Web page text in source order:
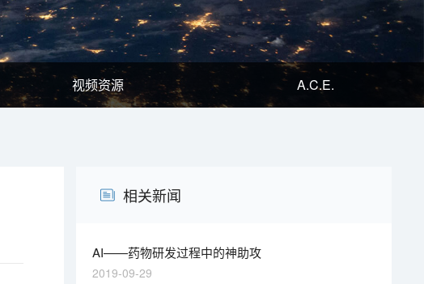
视频资源 A.C.E.
相关新闻
AI——药物研发过程中的神助攻
2019-09-29